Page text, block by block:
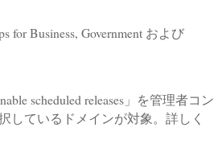
for Business, Government および
scheduled releases」を管理者コン
しているドメインが対象。詳しく